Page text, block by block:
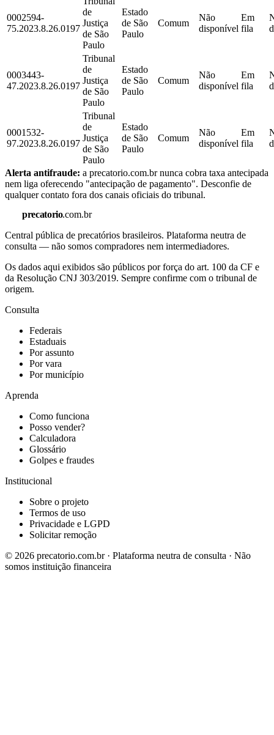
0002594-
75.2023.8.26.0197
de
Justiça
de São
Paulo
Estado
de São
Paulo
Comum
Não
disponível
Em
fila
0003443-
47.2023.8.26.0197
Tribunal
de
Justiça
de São
Paulo
Estado
de São
Paulo
Comum
Não
disponível
Em
fila
0001532-
97.2023.8.26.0197
Tribunal
de
Justiça
de São
Paulo
Estado
de São
Paulo
Comum
Não
disponível
Em
fila
Alerta antifraude: a precatorio.com.br nunca cobra taxa antecipada
nem liga oferecendo "antecipação de pagamento". Desconfie de
qualquer contato fora dos canais oficiais do tribunal.
precatorio.com.br
Central pública de precatórios brasileiros. Plataforma neutra de
consulta — não somos compradores nem intermediadores.
Os dados aqui exibidos são públicos por força do art. 100 da CF e
da Resolução CNJ 303/2019. Sempre confirme com o tribunal de
origem.
Consulta
Federais
Estaduais
Por assunto
Por vara
Por município
Aprenda
Como funciona
Posso vender?
Calculadora
Glossário
Golpes e fraudes
Institucional
Sobre o projeto
Termos de uso
Privacidade e LGPD
Solicitar remoção
© 2026 precatorio.com.br · Plataforma neutra de consulta · Não
somos instituição financeira